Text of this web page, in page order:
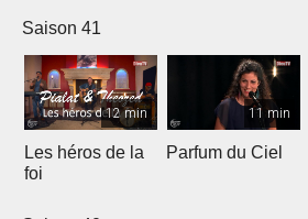
Saison 41
12 min
Les héros de la
foi
11 min
Parfum du Ciel